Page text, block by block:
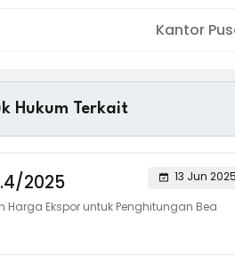
Kantor
Hukum Terkait
2025
13 Jun 2025
Harga Ekspor untuk Penghitungan Bea